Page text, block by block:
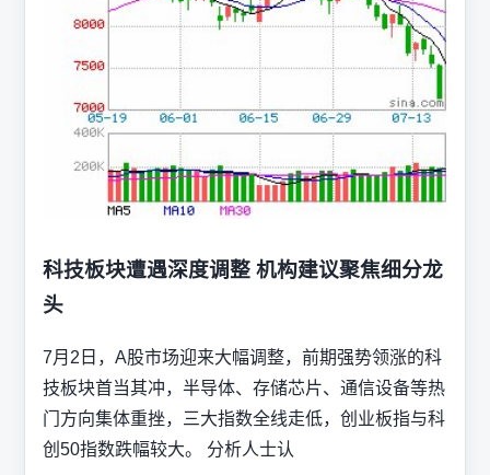
科技板块遭遇深度调整 机构建议聚焦细分龙
头
7月2日，A股市场迎来大幅调整，前期强势领涨的科
技板块首当其冲，半导体、存储芯片、通信设备等热
门方向集体重挫，三大指数全线走低，创业板指与科
创50指数跌幅较大。 分析人士认